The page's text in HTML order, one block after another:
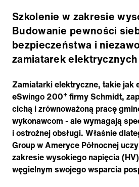
Szkolenie w zakresie
Budowanie pewności
bezpieczeństwa i
zamiatarek elektrycznych
Zamiatarki elektryczne, takie jak
eSwingo 200+ firmy Schmidt,
cichą i zrównoważoną pracę
wykonawcom - ale wymagają
i ostrożnej obsługi. Właśnie
Group w Ameryce Północnej
zakresie wysokiego napięcia
węgielnym swojego wsparcia